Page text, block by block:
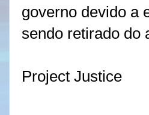
governo devido a
sendo retirado do
Project Justice